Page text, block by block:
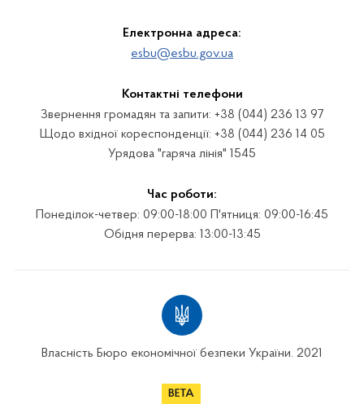
Електронна адреса:
esbu@esbu.gov.ua
Контактні телефони
Звернення громадян та запити: +38 (044) 236 13 97
Щодо вхідної кореспонденції: +38 (044) 236 14 05
Урядова "гаряча лінія" 1545
Час роботи:
Понеділок-четвер: 09:00-18:00 П'ятниця: 09:00-16:45
Обідня перерва: 13:00-13:45
Власність Бюро економічної безпеки України. 2021